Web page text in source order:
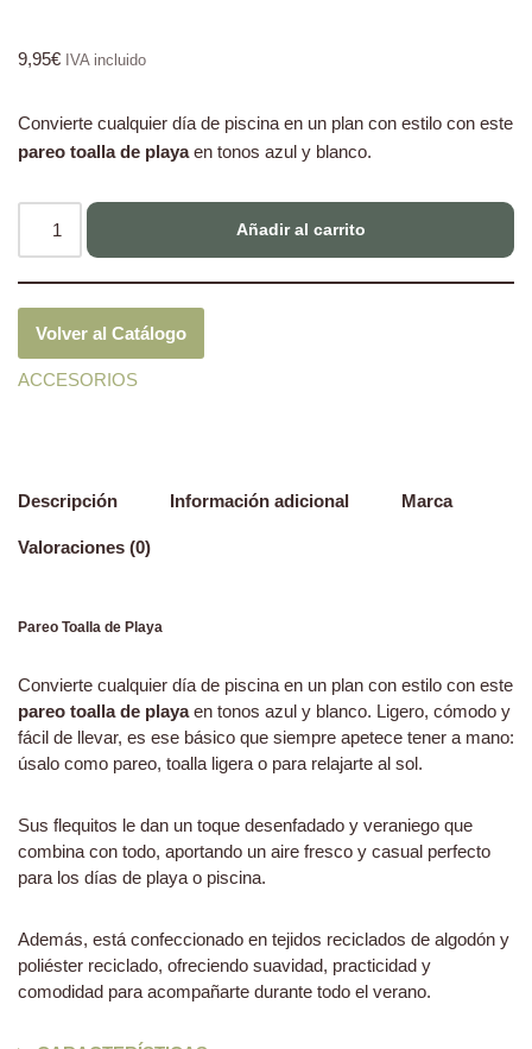
9,95€ IVA incluido
Convierte cualquier día de piscina en un plan con estilo con este
pareo toalla de playaen tonos azul y blanco.
Añadir al carrito
Volver al Catálogo
ACCESORIOS
Descripción Información adicional Marca
Valoraciones (0)
Pareo Toalla de Playa
Convierte cualquier día de piscina en un plan con estilo con este
pareo toalla de playaen tonos azul y blanco. Ligero, cómodo y
fácil de llevar, es ese básico que siempre apetece tener a mano:
úsalo como pareo, toalla ligera o para relajarte al sol.
Sus flequitos le dan un toque desenfadado y veraniego que
combina con todo, aportando un aire fresco y casual perfecto
para los días de playa o piscina.
Además, está confeccionado en tejidos reciclados de algodón y
poliéster reciclado, ofreciendo suavidad, practicidad y
comodidad para acompañarte durante todo el verano.